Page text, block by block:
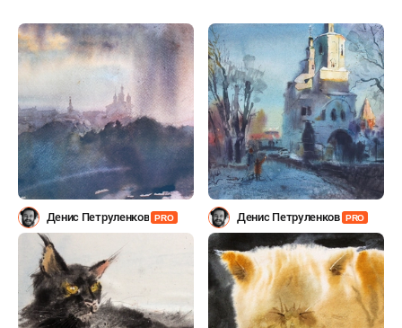
Денис Петруленков PRO Денис Петруленков PRO